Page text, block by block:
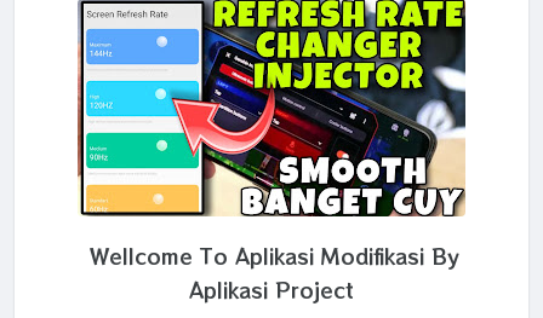
Wellcome To Aplikasi Modifikasi By
Aplikasi Project